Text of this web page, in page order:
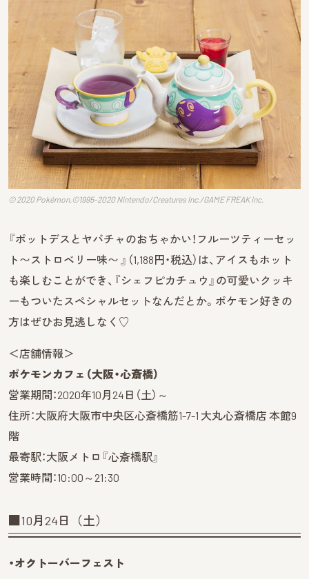
© 2020 Pokémon.©1995-2020 Nintendo/Creatures Inc./GAME FREAK inc.
『ポットデスとヤバチャのおちゃかい！フルーツティーセッ
ト〜ストロベリー味〜 』（1,188円・税込）は、アイスもホット
も楽しむことができ、『シェフピカチュウ』の可愛いクッキ
ーもついたスペシャルセットなんだとか。ポケモン好きの
方はぜひお見逃しなく♡
＜店舗情報＞
ポケモンカフェ（大阪・心斎橋）
営業期間：2020年10月24日（土）～
住所：大阪府大阪市中央区心斎橋筋1-7-1 大丸心斎橋店 本館9
階
最寄駅：大阪メトロ『心斎橋駅』
営業時間：10:00～21:30
■10月24日（土）
・オクトーバーフェスト